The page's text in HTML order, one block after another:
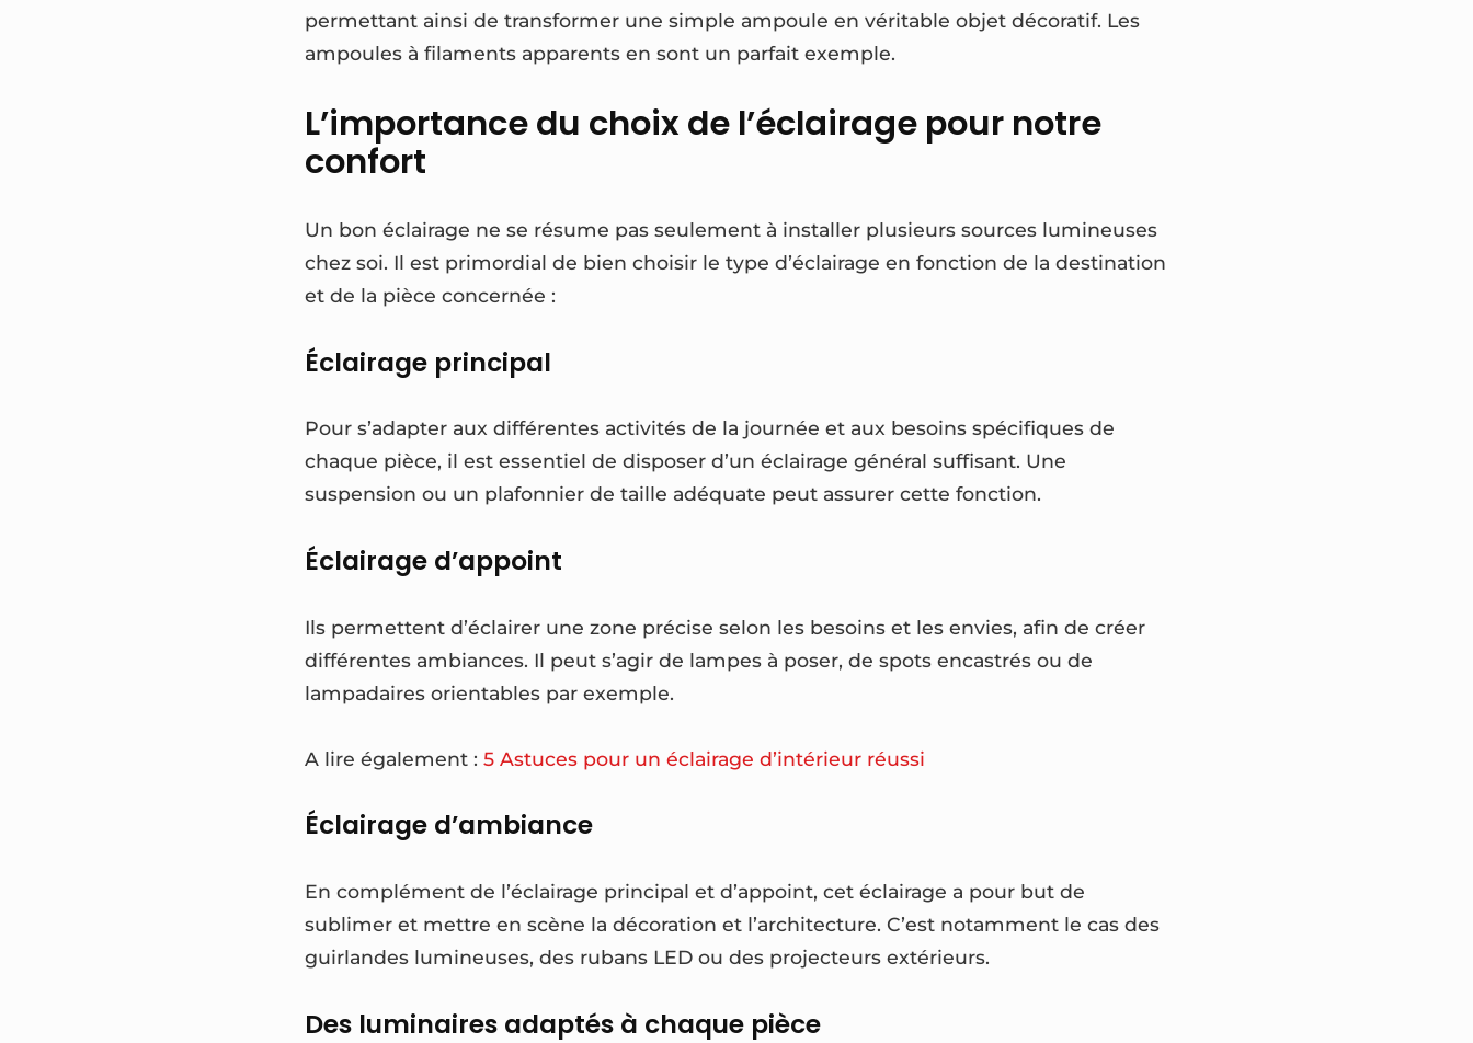
permettant ainsi de transformer une simple ampoule en véritable objet décoratif. Les
ampoules à filaments apparents en sont un parfait exemple.
L’importance du choix de l’éclairage pour notre
confort
Un bon éclairage ne se résume pas seulement à installer plusieurs sources lumineuses
chez soi. Il est primordial de bien choisir le type d’éclairage en fonction de la destination
et de la pièce concernée :
Éclairage principal
Pour s’adapter aux différentes activités de la journée et aux besoins spécifiques de
chaque pièce, il est essentiel de disposer d’un éclairage général suffisant. Une
suspension ou un plafonnier de taille adéquate peut assurer cette fonction.
Éclairage d’appoint
Ils permettent d’éclairer une zone précise selon les besoins et les envies, afin de créer
différentes ambiances. Il peut s’agir de lampes à poser, de spots encastrés ou de
lampadaires orientables par exemple.
A lire également :5 Astuces pour un éclairage d’intérieur réussi
Éclairage d’ambiance
En complément de l’éclairage principal et d’appoint, cet éclairage a pour but de
sublimer et mettre en scène la décoration et l’architecture. C’est notamment le cas des
guirlandes lumineuses, des rubans LED ou des projecteurs extérieurs.
Des luminaires adaptés à chaque pièce